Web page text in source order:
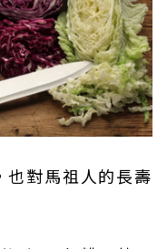
也對馬祖人的長壽